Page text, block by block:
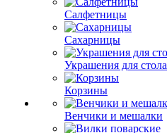
Салфетницы
Сахарницы
Украшения для стола
Корзины
Венчики и мешалки